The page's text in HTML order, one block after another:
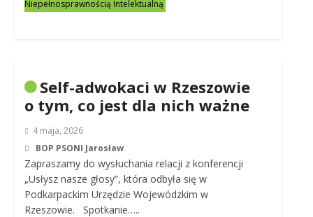
Niepełnosprawnością Intelektualną
Self-adwokaci w Rzeszowie
o tym, co jest dla nich ważne
4 maja, 2026
BOP PSONI Jarosław
Zapraszamy do wysłuchania relacji z konferencji
„Usłysz nasze głosy”, która odbyła się w
Podkarpackim Urzędzie Wojewódzkim w
Rzeszowie. Spotkanie…..